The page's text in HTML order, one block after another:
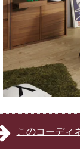
このコーディ